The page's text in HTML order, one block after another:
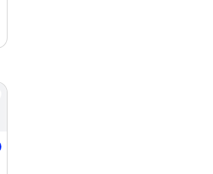
Belvedere I em Cuiabá